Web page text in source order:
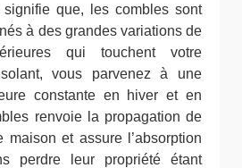
signifie que, les combles sont
à des grandes variations de
qui touchent votre
vous parvenez à une
constante en hiver et en
renvoie la propagation de
maison et assure l’absorption
perdre leur propriété étant